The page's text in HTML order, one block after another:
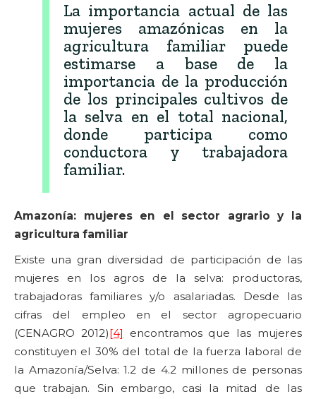
La importancia actual de las
mujeres amazónicas en la
agricultura familiar puede
estimarse a base de la
importancia de la producción
de los principales cultivos de
la selva en el total nacional,
donde participa como
conductora y trabajadora
familiar.
Amazonía: mujeres en el sector agrario y la
agricultura familiar
Existe una gran diversidad de participación de las
mujeres en los agros de la selva: productoras,
trabajadoras familiares y/o asalariadas. Desde las
cifras del empleo en el sector agropecuario
(CENAGRO 2012)[4] encontramos que las mujeres
constituyen el 30% del total de la fuerza laboral de
la Amazonía/Selva: 1.2 de 4.2 millones de personas
que trabajan. Sin embargo, casi la mitad de las